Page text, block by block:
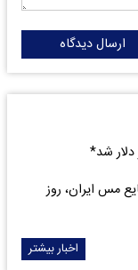
ارسال دیدگاه
مس ایران، روز
اخبار بیشتر